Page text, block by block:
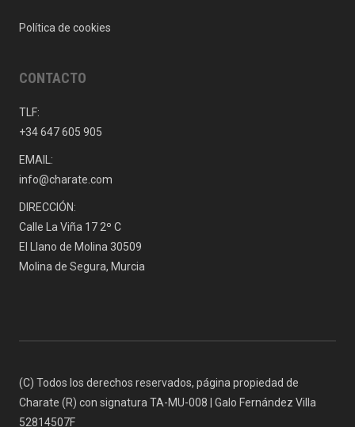
Política de cookies
CONTACTO
TLF:
+34 647 605 905
EMAIL:
info@charate.com
DIRECCIÓN:
Calle La Viña 17 2º C
El Llano de Molina 30509
Molina de Segura, Murcia
(C) Todos los derechos reservados, página propiedad de
Charate (R) con signatura TA-MU-008 | Galo Fernández Villa
52814507F